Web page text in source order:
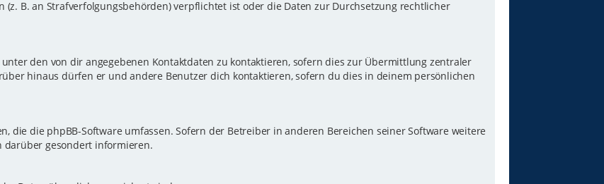
(z. B. an Strafverfolgungsbehörden) verpflichtet ist oder die Daten zur Durchsetzung rechtlicher
den von dir angegebenen Kontaktdaten zu kontaktieren, sofern dies zur Übermittlung zentraler
hinaus dürfen er und andere Benutzer dich kontaktieren, sofern du dies in deinem persönlichen
die die phpBB-Software umfassen. Sofern der Betreiber in anderen Bereichen seiner Software weitere
darüber gesondert informieren.